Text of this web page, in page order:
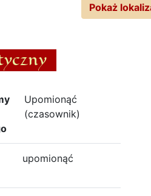
Pokaż
Upomionąć
(czasownik)
upomionąć